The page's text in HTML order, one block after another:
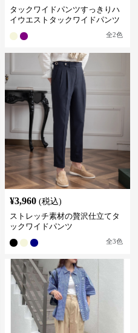
タックワイドパンツすっきりハ
イウエストタックワイドパンツ
全2色
¥3,960 (税込)
ストレッチ素材の贅沢仕立てタ
ックワイドパンツ
全3色